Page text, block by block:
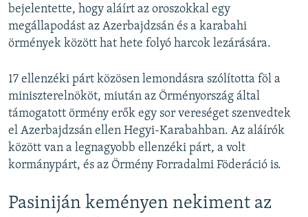
bejelentette, hogy aláírt az oroszokkal egy
megállapodást az Azerbajdzsán és a karabahi
örmények között hat hete folyó harcok lezárására.
17 ellenzéki párt közösen lemondásra szólította föl a
miniszterelnököt, miután az Örményország által
támogatott örmény erők egy sor vereséget szenvedtek
el Azerbajdzsán ellen Hegyi-Karabahban. Az aláírók
között van a legnagyobb ellenzéki párt, a volt
kormánypárt, és az Örmény Forradalmi Föderáció is.
Pasiniján keményen nekiment az